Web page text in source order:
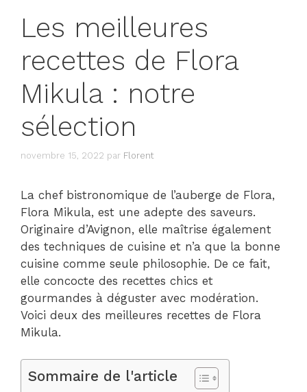
Les meilleures
recettes de Flora
Mikula : notre
sélection
novembre 15, 2022 par Florent
La chef bistronomique de l’auberge de Flora,
Flora Mikula, est une adepte des saveurs.
Originaire d’Avignon, elle maîtrise également
des techniques de cuisine et n’a que la bonne
cuisine comme seule philosophie. De ce fait,
elle concocte des recettes chics et
gourmandes à déguster avec modération.
Voici deux des meilleures recettes de Flora
Mikula.
Sommaire de l'article